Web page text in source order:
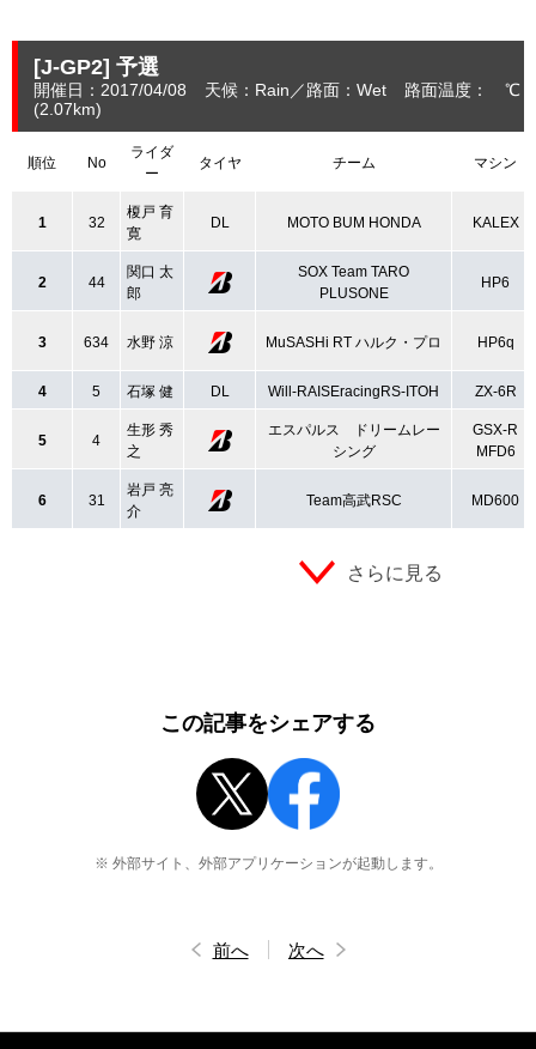
[J-GP2] 予選
開催日：2017/04/08 天候：Rain 路面：Wet
路面温度： ℃
(2.07km)
順位 No
ライダ
ー
タイヤ チーム マシン
1 32
榎戸 育
寛
DL MOTO BUM HONDA KALEX
2 44
関口 太
郎
SOX Team TARO
PLUSONE
HP6
3 634 水野 涼 MuSASHi RT ハルク・プロ HP6q
4 5 石塚 健 DL Will-RAISEracingRS-ITOH ZX-6R
5 4
生形 秀
之
エスパルス ドリームレー
シング
GSX-R
MFD6
6 31
岩戸 亮
介
Team高武RSC MD600
さらに見る
この記事をシェアする
※ 外部サイト、外部アプリケーションが起動します。
前へ 次へ